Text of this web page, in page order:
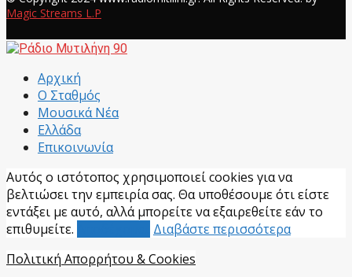
Magic Streams L.P
Αρχική
Ο Σταθμός
Μουσικά Νέα
Ελλάδα
Επικοινωνία
Αυτός ο ιστότοπος χρησιμοποιεί cookies για να
βελτιώσει την εμπειρία σας. Θα υποθέσουμε ότι είστε
εντάξει με αυτό, αλλά μπορείτε να εξαιρεθείτε εάν το
επιθυμείτε.
Διαβάστε περισσότερα
Πολιτική Απορρήτου & Cookies